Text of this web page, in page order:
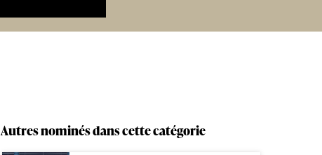
Autres nominés dans cette catégorie